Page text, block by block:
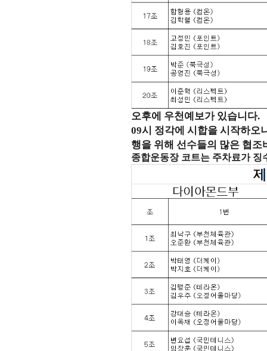
오후에 우천예보가 있습니다.
09시 정각에 시합을 시작하오
행을 위해 선수들의 많은 협조
종합운동장 코트는 주차료가